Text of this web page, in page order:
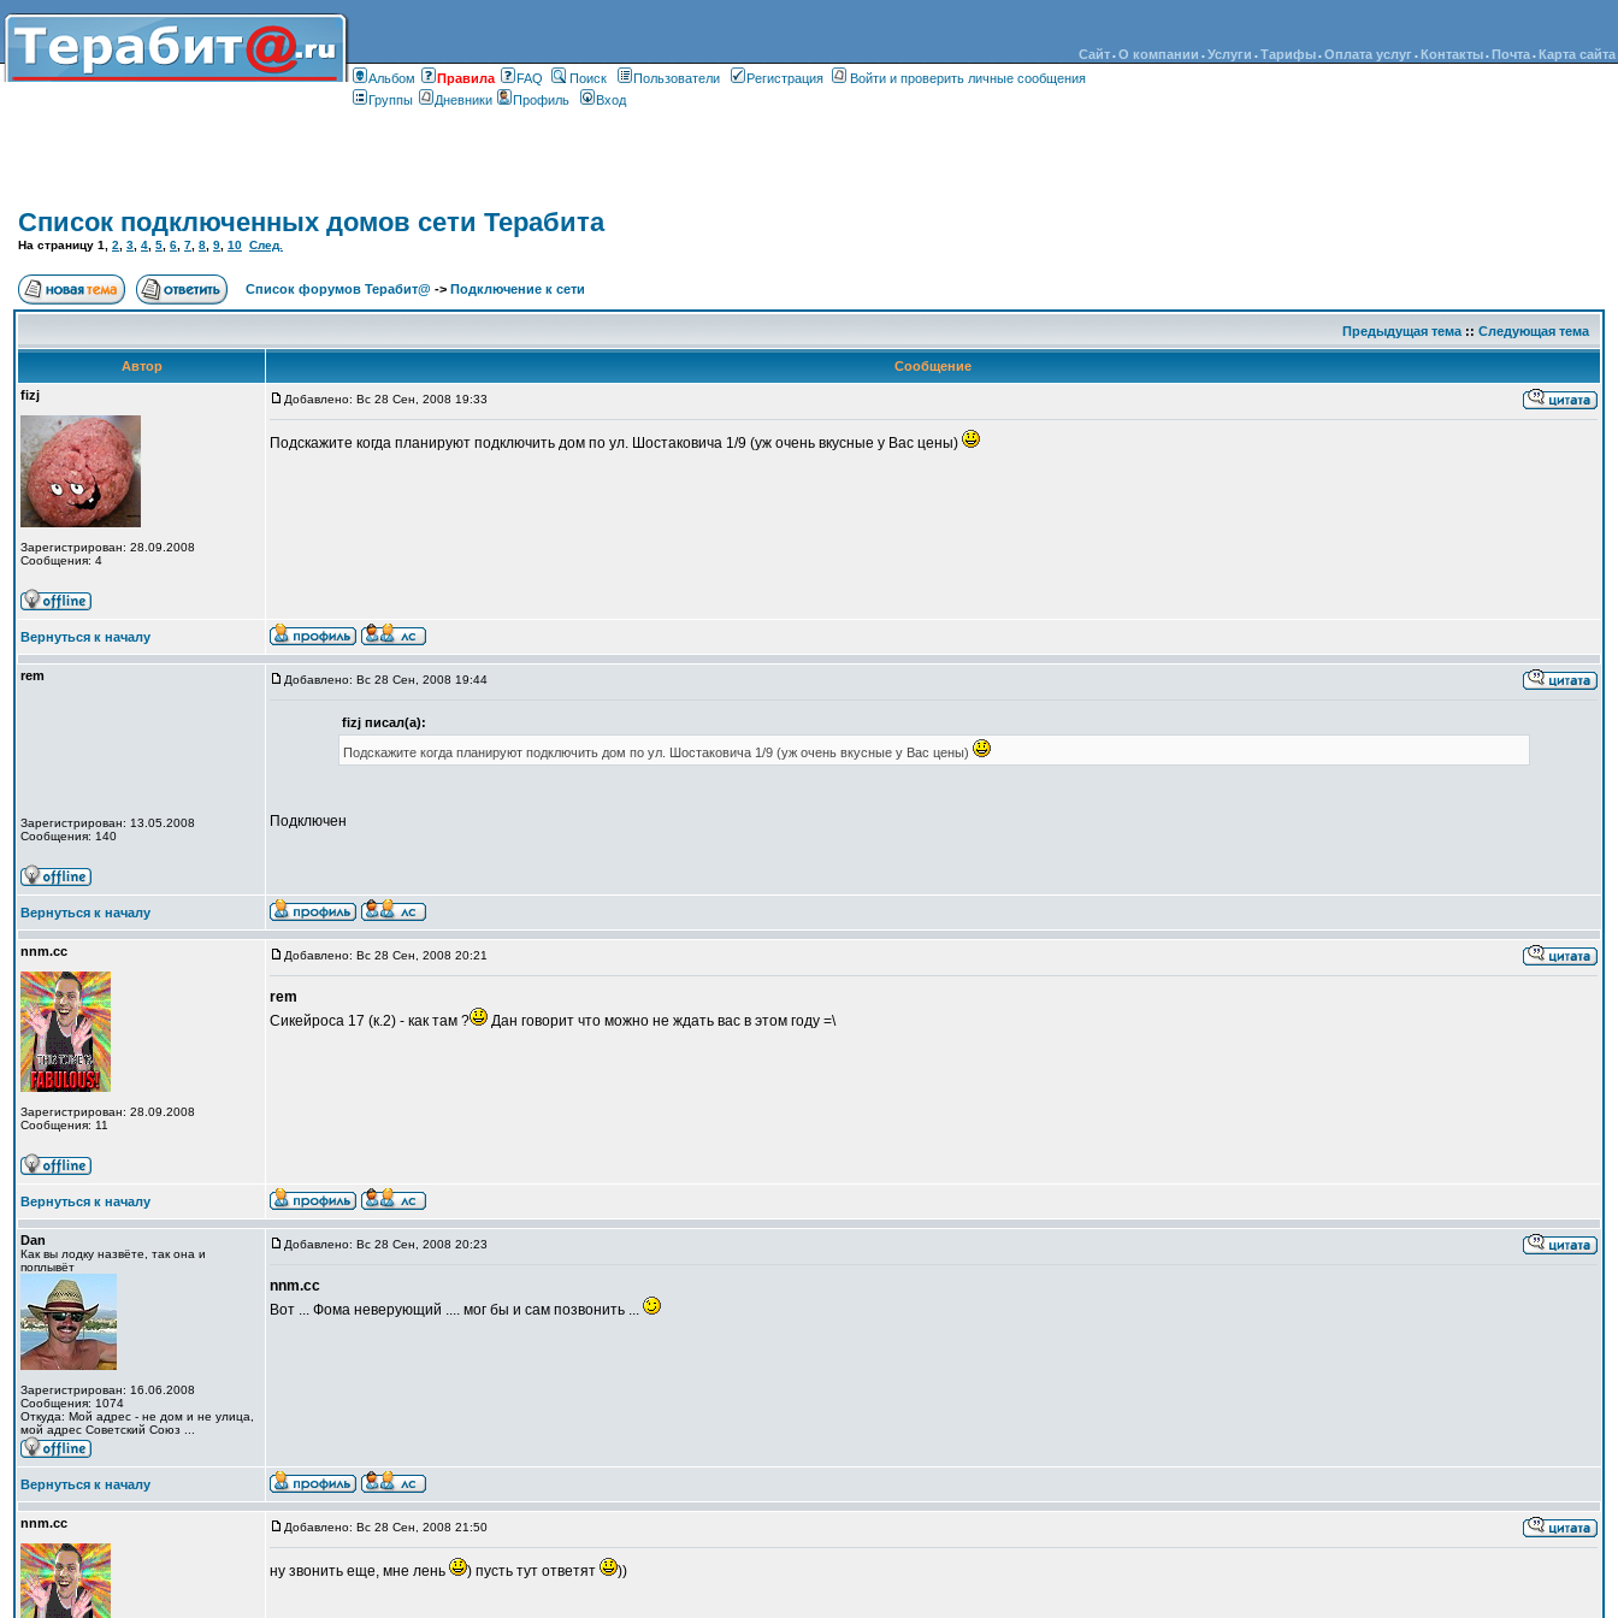
Сайт • О компании • Услуги • Тарифы • Оплата услуг • Контакты • Почта • Карта сайта
Альбом
Правилa FAQ Поиск Пользователи Регистрация
Войти и проверить личные сообщения
Группы
Дневники Профиль Вход
Список подключенных домов сети Терабита
На страницу 1 2 3 4 5 6 7 8 9 10 След.
Список форумов Терабит@ -> Подключение к сети
Предыдущая тема :: Следующая тема
Автор
Сообщение
fizj
Зарегистрирован: 28.09.2008
Сообщения: 4
Добавлено: Вс 28 Сен, 2008 19:33
Подскажите когда планируют подключить дом по ул. Шостаковича 1/9 (уж очень вкусные у Вас цены)
Вернуться к началу
rem
Зарегистрирован: 13.05.2008
Сообщения: 140
Добавлено: Вс 28 Сен, 2008 19:44
fizj писал(а):
Подскажите когда планируют подключить дом по ул. Шостаковича 1/9 (уж очень вкусные у Вас цены)
Подключен
Вернуться к началу
nnm.cc
Зарегистрирован: 28.09.2008
Сообщения: 11
Добавлено: Вс 28 Сен, 2008 20:21
rem
Сикейроса 17 (к.2) - как там ?
Дан говорит что можно не ждать вас в этом году =\
Вернуться к началу
Dan
Как вы лодку назвёте, так она и
поплывёт
Зарегистрирован: 16.06.2008
Сообщения: 1074
Откуда: Мой адрес - не дом и не улица,
мой адрес Советский Союз ...
Добавлено: Вс 28 Сен, 2008 20:23
nnm.cc
Вот ... Фома неверующий .... мог бы и сам позвонить ...
Вернуться к началу
nnm.cc Добавлено: Вс 28 Сен, 2008 21:50
ну звонить еще, мне лень ) пусть тут ответят ))